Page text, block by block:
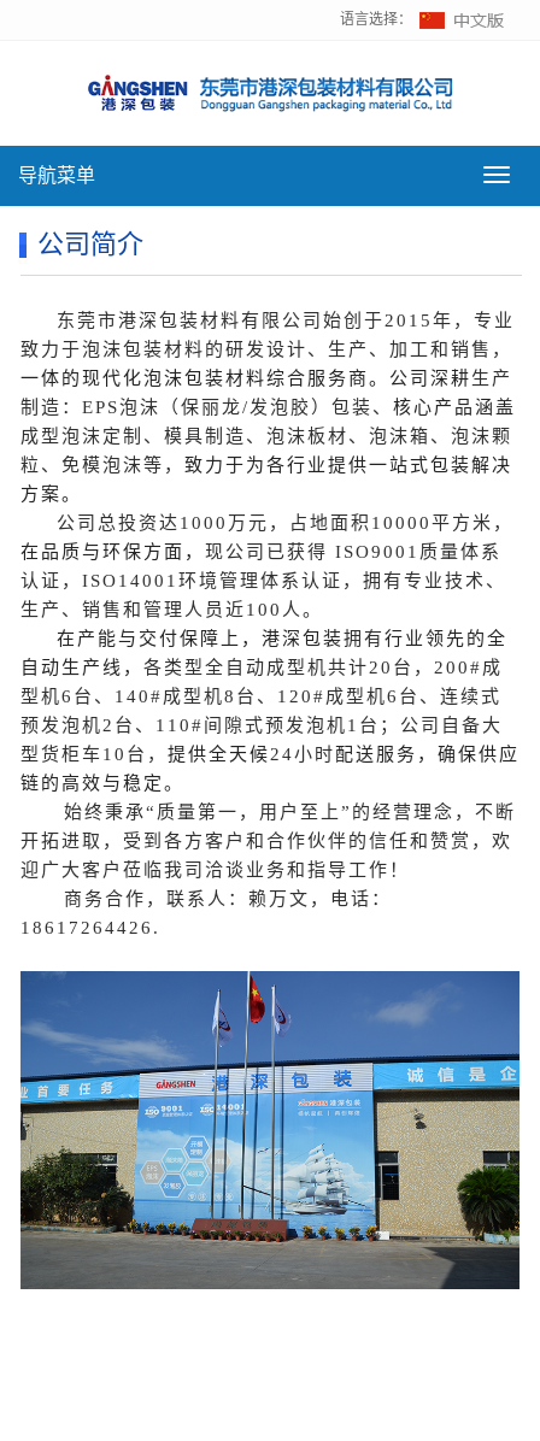
语言选择：
导
导航菜单
公司简介
东莞市港深包装材料有限公司始创于2015年，专业
致力于泡沫包装材料的研发设计、生产、加工和销售，
一体的现代化泡沫包装材料综合服务商。 公司深耕生产
制造： EPS泡沫（保丽龙/发泡胶）包装、 核心产品涵盖
成型泡沫定制、模具制造、泡沫板材、泡沫箱、泡沫颗
粒、免模泡沫等， 致力于为各行业提供一站式包装解决
方案。
公司总投资达1000 万元，占地面积 10000平方米，
在品质与环保方面， 现公司已获得 ISO9001 质量体系
认证， ISO14001 环境管理体系认证，拥有专业技术、
生产、销售和管理人员近100 人。
在产能与交付保障上， 港深包装拥有行业领先的全
自动生产线， 各类型全自动成型机共计20 台， 200#成
型机6 台、 140#成型机8 台、 120#成型机6 台、连续式
预发泡机2 台、 110#间隙式预发泡机1 台；公司自备大
型货柜车10 台， 提供全天候24小时配送服务， 确保供应
链的高效与稳定。
始终秉承“质量第一，用户至上”的经营理念，不断
开拓进取，受到各方客户和合作伙伴的信任和赞赏，欢
迎广大客户莅临我司洽谈业务和指导工作！
商务合作，联系人：赖万文，电话：
18617264426.